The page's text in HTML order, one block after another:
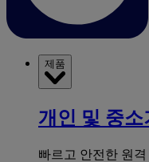
제품
개인 및 중소
빠르고 안전한 원